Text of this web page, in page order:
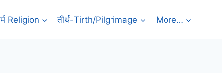
Religion तीर्थ-Tirth/Pilgrimage More…